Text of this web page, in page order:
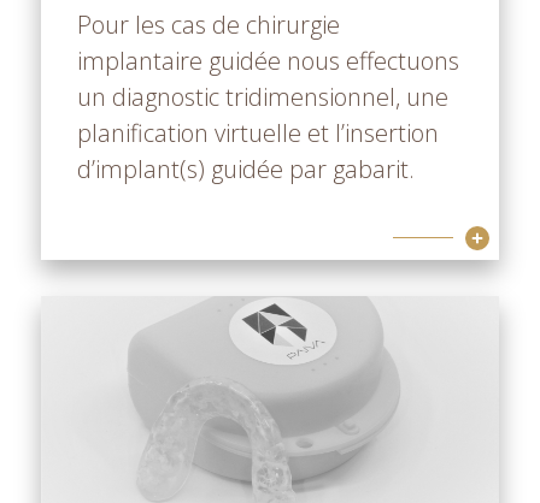
Pour les cas de chirurgie
implantaire guidée nous effectuons
un diagnostic tridimensionnel, une
planification virtuelle et l’insertion
d’implant(s) guidée par gabarit.